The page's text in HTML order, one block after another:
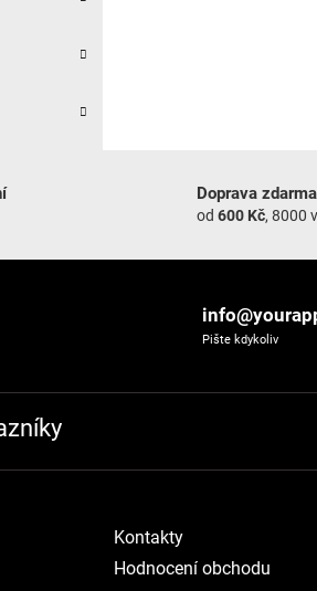
Doprava zdarma
od 600 Kč, 8000
Pište kdykoliv
Kontakty
Hodnocení obchodu